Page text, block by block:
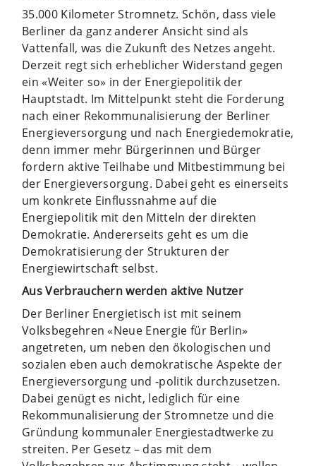
35.000 Kilometer Stromnetz. Schön, dass viele
Berliner da ganz anderer Ansicht sind als
Vattenfall, was die Zukunft des Netzes angeht.
Derzeit regt sich erheblicher Widerstand gegen
ein «Weiter so» in der Energiepolitik der
Hauptstadt. Im Mittelpunkt steht die Forderung
nach einer Rekommunalisierung der Berliner
Energieversorgung und nach Energiedemokratie,
denn immer mehr Bürgerinnen und Bürger
fordern aktive Teilhabe und Mitbestimmung bei
der Energieversorgung. Dabei geht es einerseits
um konkrete Einflussnahme auf die
Energiepolitik mit den Mitteln der direkten
Demokratie. Andererseits geht es um die
Demokratisierung der Strukturen der
Energiewirtschaft selbst.
Aus Verbrauchern werden aktive Nutzer
Der Berliner Energietisch ist mit seinem
Volksbegehren «Neue Energie für Berlin»
angetreten, um neben den ökologischen und
sozialen eben auch demokratische Aspekte der
Energieversorgung und -politik durchzusetzen.
Dabei genügt es nicht, lediglich für eine
Rekommunalisierung der Stromnetze und die
Gründung kommunaler Energiestadtwerke zu
streiten. Per Gesetz – das mit dem